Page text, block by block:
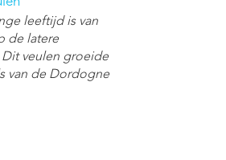
leeftijd is van
de latere
veulen groeide
van de Dordogne